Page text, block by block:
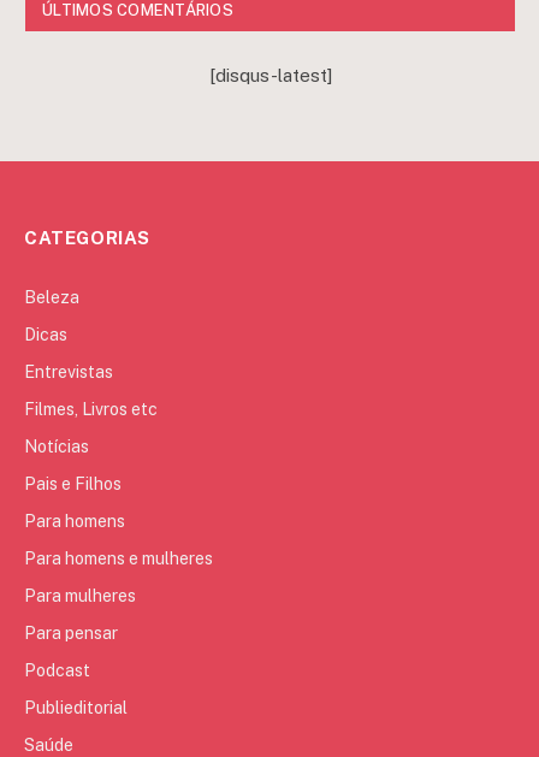
ÚLTIMOS COMENTÁRIOS
[disqus-latest]
CATEGORIAS
Beleza
Dicas
Entrevistas
Filmes, Livros etc
Notícias
Pais e Filhos
Para homens
Para homens e mulheres
Para mulheres
Para pensar
Podcast
Publieditorial
Saúde